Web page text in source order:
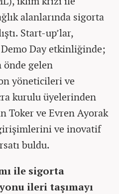
alanlarında sigorta
Start-up’lar,
Day etkinliğinde;
önde gelen
yöneticileri ve
kurulu üyelerinden
Toker ve Evren Ayorak
ve inovatif
buldu.
ile sigorta
ileri taşımayı